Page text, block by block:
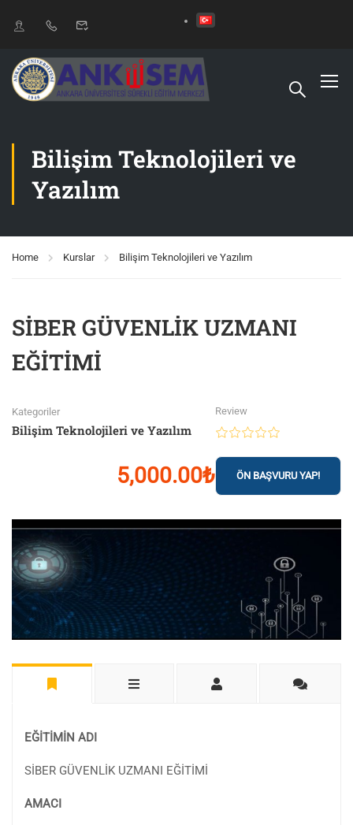
Bilişim Teknolojileri ve
Yazılım
Home Kurslar Bilişim Teknolojileri ve Yazılım
SİBER GÜVENLİK UZMANI
EĞİTİMİ
Kategoriler
Bilişim Teknolojileri ve Yazılım
Review
5,000.00₺ ÖN BAŞVURU YAP!
EĞİTİMİN ADI
SİBER GÜVENLİK UZMANI EĞİTİMİ
AMACI